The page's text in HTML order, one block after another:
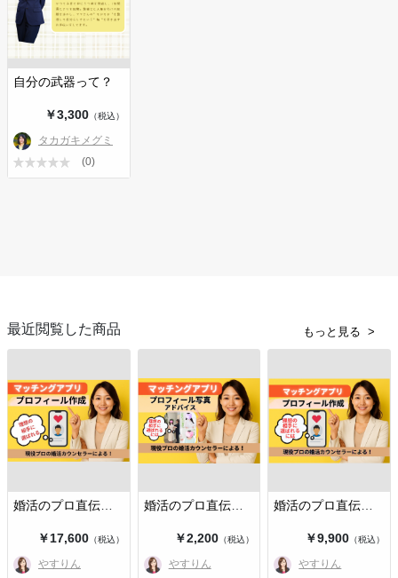
自分の武器って？
￥3,300（税込）
タカガキメグミ
(0)
最近閲覧した商品 もっと見る
￥17,600（税込）
やすりん
婚活のプロ直伝！選ばれるプロフィー…
￥2,200 （税込）
やすりん
￥9,900（税込）
やすりん